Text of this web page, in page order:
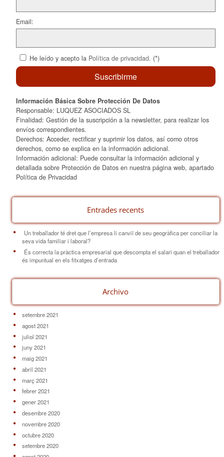
Email:
He leído y acepto la Política de privacidad. (*)
Información Básica Sobre Protección De Datos
Responsable: LUQUEZ ASOCIADOS SL
Finalidad: Gestión de la suscripción a la newsletter, para realizar los
envíos correspondientes.
Derechos: Acceder, rectificar y suprimir los datos, así como otros
derechos, como se explica en la información adicional.
Información adicional: Puede consultar la información adicional y
detallada sobre Protección de Datos en nuestra página web, apartado
Política de Privacidad
Entrades recents
Un treballador té dret que l’empresa li canviï de seu geogràfica per conciliar la
seva vida familiar i laboral?
És correcta la pràctica empresarial que descompta el salari quan el treballador
és impuntual en els fitxatges d’entrada
Archivo
setembre 2021
agost 2021
juliol 2021
juny 2021
maig 2021
abril 2021
març 2021
febrer 2021
gener 2021
desembre 2020
novembre 2020
octubre 2020
setembre 2020